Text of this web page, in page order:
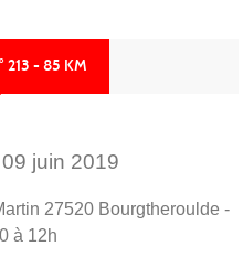
213 - 85 KM
09 juin 2019
27520 Bourgtheroulde -
à 12h